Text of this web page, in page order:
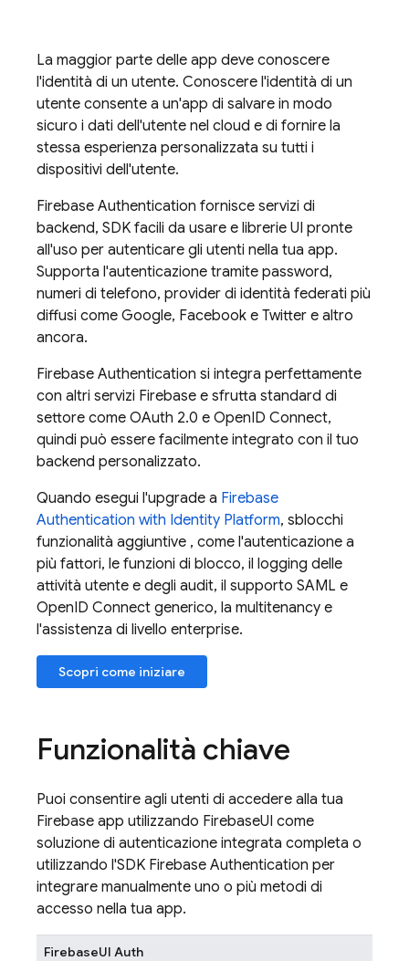
La maggior parte delle app deve conoscere
l'identità di un utente. Conoscere l'identità di un
utente consente a un'app di salvare in modo
sicuro i dati dell'utente nel cloud e di fornire la
stessa esperienza personalizzata su tutti i
dispositivi dell'utente.
Firebase Authentication fornisce servizi di
backend, SDK facili da usare e librerie UI pronte
all'uso per autenticare gli utenti nella tua app.
Supporta l'autenticazione tramite password,
numeri di telefono, provider di identità federati più
diffusi come Google, Facebook e Twitter e altro
ancora.
Firebase Authentication si integra perfettamente
con altri servizi Firebase e sfrutta standard di
settore come OAuth 2.0 e OpenID Connect,
quindi può essere facilmente integrato con il tuo
backend personalizzato.
Quando esegui l'upgrade a Firebase
Authentication with Identity Platform, sblocchi
funzionalità aggiuntive , come l'autenticazione a
più fattori, le funzioni di blocco, il logging delle
attività utente e degli audit, il supporto SAML e
OpenID Connect generico, la multitenancy e
l'assistenza di livello enterprise.
Scopri come iniziare
Funzionalità chiave
Puoi consentire agli utenti di accedere alla tua
Firebase app utilizzando FirebaseUI come
soluzione di autenticazione integrata completa o
utilizzando l'SDK Firebase Authentication per
integrare manualmente uno o più metodi di
accesso nella tua app.
FirebaseUI Auth